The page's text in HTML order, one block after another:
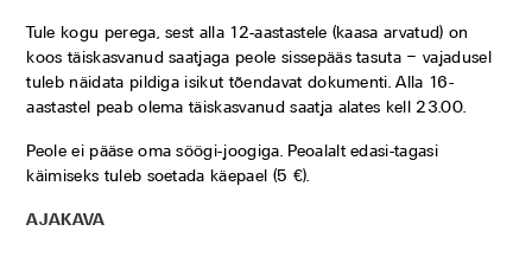
Tule kogu perega, sest alla 12-aastastele (kaasa arvatud) on
koos täiskasvanud saatjaga peole sissepääs tasuta – vajadusel
tuleb näidata pildiga isikut tõendavat dokumenti. Alla 16-
aastastel peab olema täiskasvanud saatja alates kell 23.00.
Peole ei pääse oma söögi-joogiga. Peoalalt edasi-tagasi
käimiseks tuleb soetada käepael (5 €).
AJAKAVA